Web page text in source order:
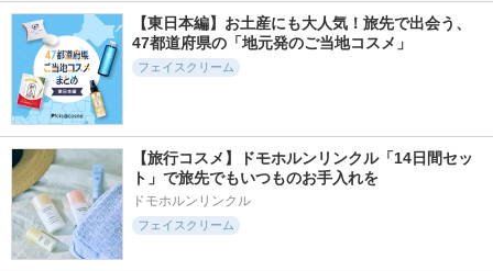
【東日本編】お土産にも大人気！旅先で出会う、
47都道府県の「地元発のご当地コスメ」
フェイスクリーム
【旅行コスメ】ドモホルンリンクル「14日間セッ
ト」で旅先でもいつものお手入れを
ドモホルンリンクル
フェイスクリーム